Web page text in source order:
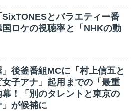
SixTONESとバラエティー番
ロケの視聴率と「NHKの動
」後釜番組MCに「村上信五と
子アナ」起用までの「最重
！「別のタレントと東京の
が候補に